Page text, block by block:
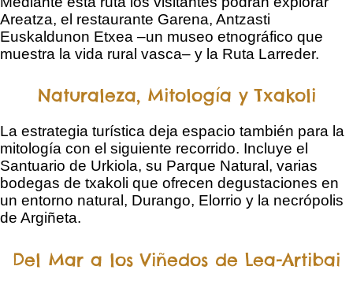
Areatza, el restaurante Garena, Antzasti
Euskaldunon Etxea –un museo etnográfico que
muestra la vida rural vasca– y la Ruta Larreder.
Naturaleza, Mitología y Txakoli
La estrategia turística deja espacio también para la
mitología con el siguiente recorrido. Incluye el
Santuario de Urkiola, su Parque Natural, varias
bodegas de txakoli que ofrecen degustaciones en
un entorno natural, Durango, Elorrio y la necrópolis
de Argiñeta.
Del Mar a los Viñedos de Lea-Artibai